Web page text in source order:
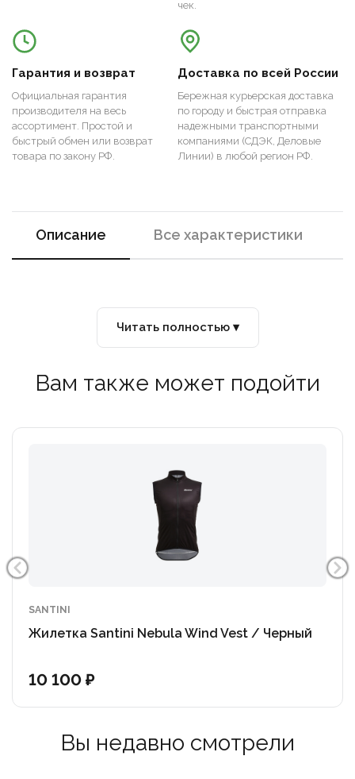
чек.
Гарантия и возврат
Официальная гарантия
производителя на весь
ассортимент. Простой и
быстрый обмен или возврат
товара по закону РФ.
Доставка по всей России
Бережная курьерская доставка
по городу и быстрая отправка
надежными транспортными
компаниями (СДЭК, Деловые
Линии) в любой регион РФ.
Описание Все характеристики
Читать полностью ▾
Вам также может подойти
SANTINI
Жилетка Santini Nebula Wind Vest / Черный
10 100 ₽
Вы недавно смотрели